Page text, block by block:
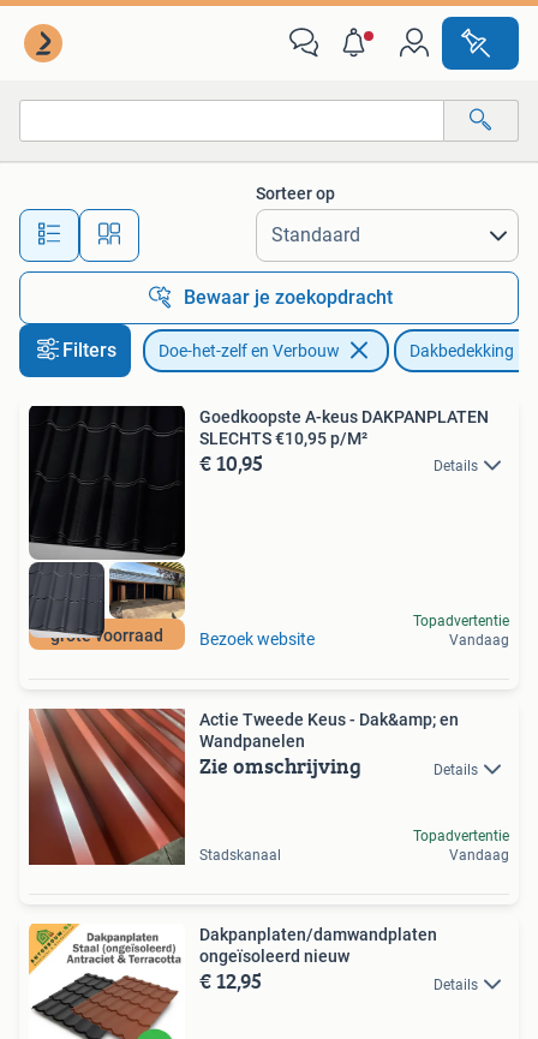
Alle afstanden…
Sorteer op
Bewaar je zoekopdracht
Filters Doe-het-zelf en Verbouw Dakbedekking
grote voorraad
Goedkoopste A-keus DAKPANPLATEN
SLECHTS €10,95 p/M²
€ 10,95 Details
Bezoek website
Topadvertentie
Vandaag
Actie Tweede Keus - Dak&amp; en
Wandpanelen
Zie omschrijving Details
Stadskanaal
Topadvertentie
Vandaag
Dakpanplaten/damwandplaten
ongeïsoleerd nieuw
€ 12,95 Details